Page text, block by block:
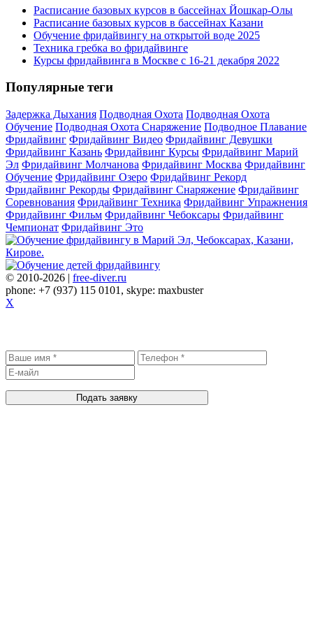
Расписание базовых курсов в бассейнах Йошкар-Олы
Расписание базовых курсов в бассейнах Казани
Обучение фридайвингу на открытой воде 2025
Техника гребка во фридайвинге
Курсы фридайвинга в Москве с 16-21 декабря 2022
Популярные теги
Задержка Дыхания Подводная Охота Подводная Охота
Обучение Подводная Охота Снаряжение Подводное Плавание
Фридайвинг Фридайвинг Видео Фридайвинг Девушки
Фридайвинг Казань Фридайвинг Курсы Фридайвинг Марий
Эл Фридайвинг Молчанова Фридайвинг Москва Фридайвинг
Обучение Фридайвинг Озеро Фридайвинг Рекорд
Фридайвинг Рекорды Фридайвинг Снаряжение Фридайвинг
Соревнования Фридайвинг Техника Фридайвинг Упражнения
Фридайвинг Фильм Фридайвинг Чебоксары Фридайвинг
Чемпионат Фридайвинг Это
© 2010-2026 | free-diver.ru
phone: +7 (937) 115 0101, skype: maxbuster
X